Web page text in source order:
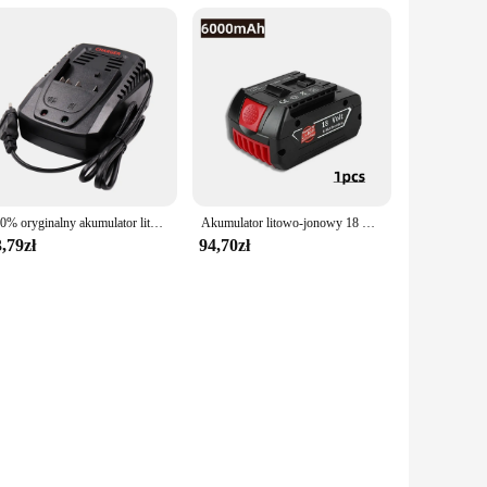
100% oryginalny akumulator litowo-jonowy 18V 6Ah 8Ah 10Ah do przenośnego akumulatora zapasowego Bosch BAT609 BAT609G Akumulator litowo-jonowy 18 V 6,0 Ah do Bosch BAT609 BAT609G BAT618 BAT618G BAT614 do wiertarki elektrycznej z ładowarką
94,70zł